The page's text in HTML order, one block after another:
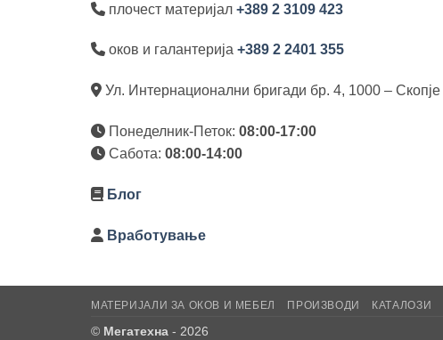
плочест материјал +389 2 3109 423
оков и галантерија +389 2 2401 355
Ул. Интернационални бригади бр. 4, 1000 – Скопје
Понеделник-Петок: 08:00-17:00
Сабота: 08:00-14:00
Блог
Вработување
МАТЕРИЈАЛИ ЗА ОКОВ И МЕБЕЛ ПРОИЗВОДИ КАТАЛОЗИ
© Мегатехна - 2026